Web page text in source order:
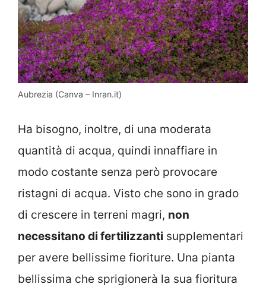
Aubrezia (Canva – Inran.it)
Ha bisogno, inoltre, di una moderata
quantità di acqua, quindi innaffiare in
modo costante senza però provocare
ristagni di acqua. Visto che sono in grado
di crescere in terreni magri, non
necessitano di fertilizzanti supplementari
per avere bellissime fioriture. Una pianta
bellissima che sprigionerà la sua fioritura